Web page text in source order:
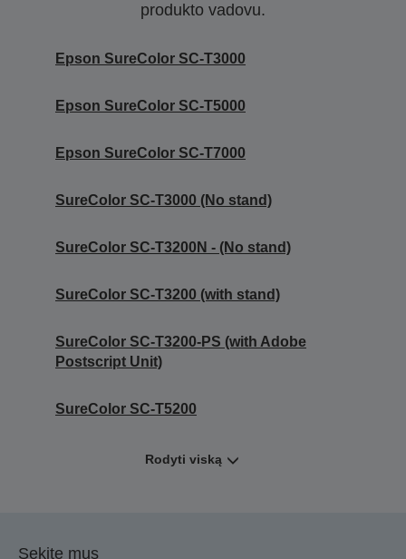
produkto vadovu.
Epson SureColor SC-T3000
Epson SureColor SC-T5000
Epson SureColor SC-T7000
SureColor SC-T3000 (No stand)
SureColor SC-T3200N - (No stand)
SureColor SC-T3200 (with stand)
SureColor SC-T3200-PS (with Adobe
Postscript Unit)
SureColor SC-T5200
Rodyti viską
Sekite mus